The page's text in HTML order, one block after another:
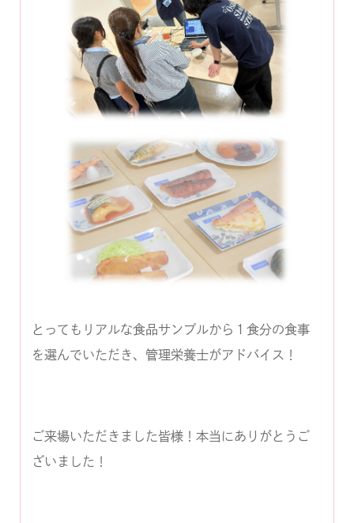
とってもリアルな食品サンプルから１食分の食事
を選んでいただき、管理栄養士がアドバイス！
ご来場いただきました皆様！本当にありがとうご
ざいました！